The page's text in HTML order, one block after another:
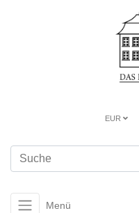
EUR
Menü